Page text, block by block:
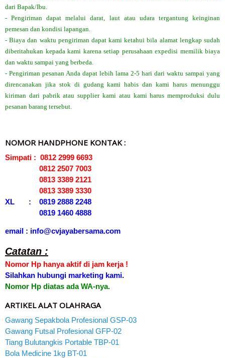
dari Bapak/Ibu.
- Pengiriman dapat melalui darat, laut atau udara tergantung keinginan
pemesan dan kondisi lapangan.
- Biaya dan waktu pengiriman dapat kami ketahui bila alamat lengkap sudah
diberitahukan kepada kami karena setiap perusahaan expedisi memilik biaya
dan waktu sampai yang berbeda.
- Pengiriman pesanan Anda dapat lebih lama 2-5 hari dari waktu sampai yang
direncanakan jika stok di gudang kami habis dan kami harus menunggu
kiriman dari pabrik atau supplier kami atau kami harus memproduksi dulu
pesanan barang tersebut.
NOMOR HANDPHONE KONTAK :
Simpati : 0812 2999 6693
0812 2507 7003
0813 3389 2121
0813 3389 3330
XL : 0819 2888 2248
0819 1460 4888
email : info@cvjayabersama.com
Catatan :
Nomor Hp hanya aktif di jam kerja !
Silahkan hubungi marketing kami.
Nomor Hp diatas ada WA-nya.
ARTIKEL ALAT OLAHRAGA
Gawang Sepakbola Profesional GSP-03
Gawang Futsal Profesional GFP-02
Tiang Bulutangkis Portable TBP-01
Bola Medicine 1kg BT-01